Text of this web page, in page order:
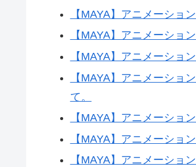
【MAYA】アニメーショ
【MAYA】アニメーショ
【MAYA】アニメーショ
【MAYA】アニメーショ
て。
【MAYA】アニメーショ
【MAYA】アニメーショ
【MAYA】アニメーショ